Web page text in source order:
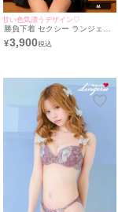
甘い色気漂うデザイン♡
勝負下着 セクシー ランジェリ
ー サイド編み上げ ドットシア
ー リボン レーステープ ベビー
¥3,900